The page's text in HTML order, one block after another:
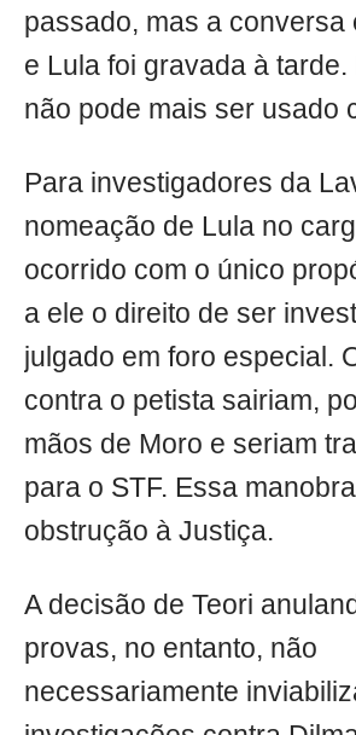
passado, mas a conversa
e Lula foi gravada à tarde.
não pode mais ser usado
Para investigadores da
nomeação de Lula no
ocorrido com o único
a ele o direito de ser
julgado em foro especial.
contra o petista sairiam,
mãos de Moro e seriam
para o STF. Essa
obstrução à Justiça.
A decisão de Teori
provas, no entanto, não
necessariamente